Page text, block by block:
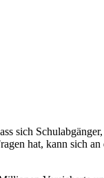
sich
hat, kann sich